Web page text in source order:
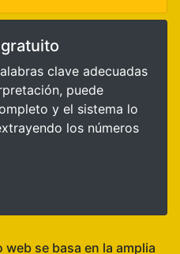
clave adecuadas
puede
y el sistema lo
los números
se basa en la amplia